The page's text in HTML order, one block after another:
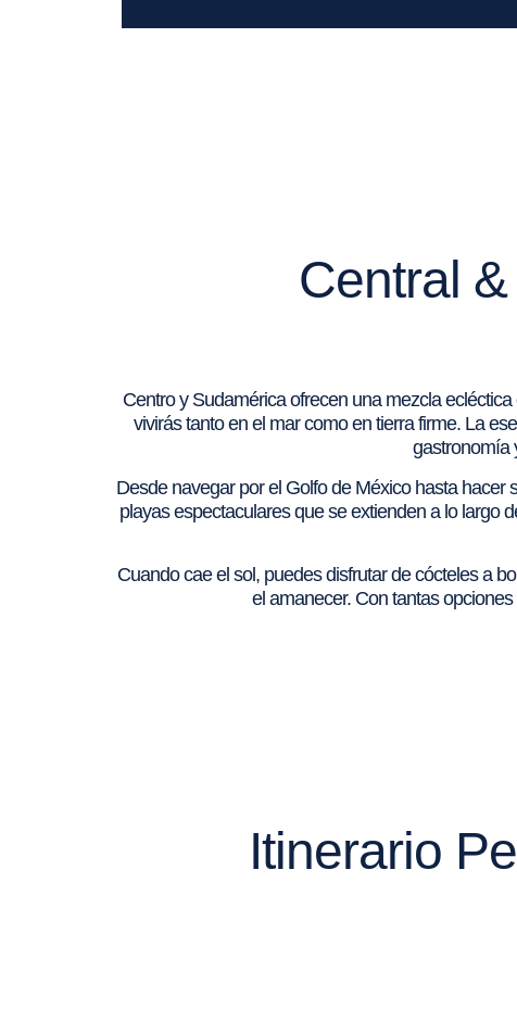
Central
Centro y Sudamérica ofrecen una mezcla
vivirás tanto en el mar como en tierra firme. La
gastronomía
Desde navegar por el Golfo de México hasta hacer
playas espectaculares que se extienden a lo largo
Cuando cae el sol, puedes disfrutar de cócteles a
el amanecer. Con tantas
Itinerario